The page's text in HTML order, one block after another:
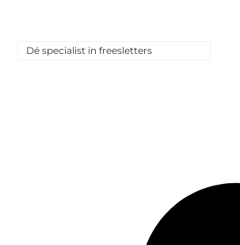
Dé specialist in freesletters